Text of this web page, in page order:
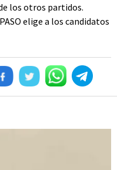
los otros partidos.
elige a los candidatos